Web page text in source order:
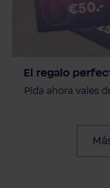
El regalo
Pida ahora vales